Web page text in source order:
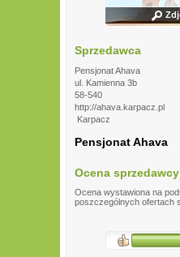
Sprzedawca
Pensjonat Ahava
ul. Kamienna 3b
58-540
http://ahava.karpacz.pl
Karpacz
Pensjonat Ahava
Ocena sprzedawcy
Ocena wystawiona na
poszczególnych ofertach